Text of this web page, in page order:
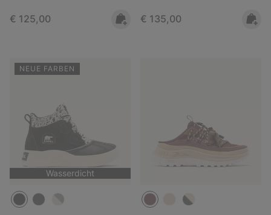
Regular price:
€ 125,00 Regular price:
€ 135,00
NEUE FARBEN
Wasserdicht